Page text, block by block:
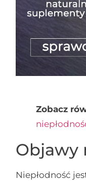
Zobacz
Objawy
Niepłodność